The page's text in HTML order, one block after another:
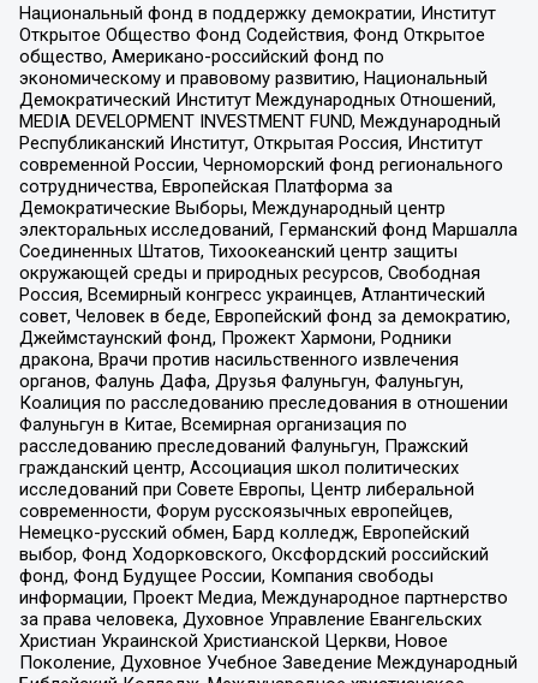
Национальный фонд в поддержку демократии, Институт
Открытое Общество Фонд Содействия, Фонд Открытое
общество, Американо-российский фонд по
экономическому и правовому развитию, Национальный
Демократический Институт Международных Отношений,
MEDIA DEVELOPMENT INVESTMENT FUND, Международный
Республиканский Институт, Открытая Россия, Институт
современной России, Черноморский фонд регионального
сотрудничества, Европейская Платформа за
Демократические Выборы, Международный центр
электоральных исследований, Германский фонд Маршалла
Соединенных Штатов, Тихоокеанский центр защиты
окружающей среды и природных ресурсов, Свободная
Россия, Всемирный конгресс украинцев, Атлантический
совет, Человек в беде, Европейский фонд за демократию,
Джеймстаунский фонд, Прожект Хармони, Родники
дракона, Врачи против насильственного извлечения
органов, Фалунь Дафа, Друзья Фалуньгун, Фалуньгун,
Коалиция по расследованию преследования в отношении
Фалуньгун в Китае, Всемирная организация по
расследованию преследований Фалуньгун, Пражский
гражданский центр, Ассоциация школ политических
исследований при Совете Европы, Центр либеральной
современности, Форум русскоязычных европейцев,
Немецко-русский обмен, Бард колледж, Европейский
выбор, Фонд Ходорковского, Оксфордский российский
фонд, Фонд Будущее России, Компания свободы
информации, Проект Медиа, Международное партнерство
за права человека, Духовное Управление Евангельских
Христиан Украинской Христианской Церкви, Новое
Поколение, Духовное Учебное Заведение Международный